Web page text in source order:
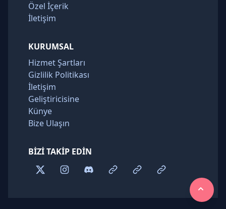
Özel İçerik
İletişim
KURUMSAL
Hizmet Şartları
Gizlilik Politikası
İletişim
Geliştiricisine
Künye
Bize Ulaşın
BIZI TAKIP EDIN